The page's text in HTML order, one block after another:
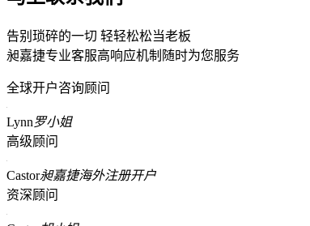
告别琐碎的一切 轻轻松松当老板
昶嘉捷专业客服高响应机制随时为您服务
全球开户咨询顾问
Lynn罗小姐
高级顾问
Castor昶嘉捷海外注册开户
资深顾问